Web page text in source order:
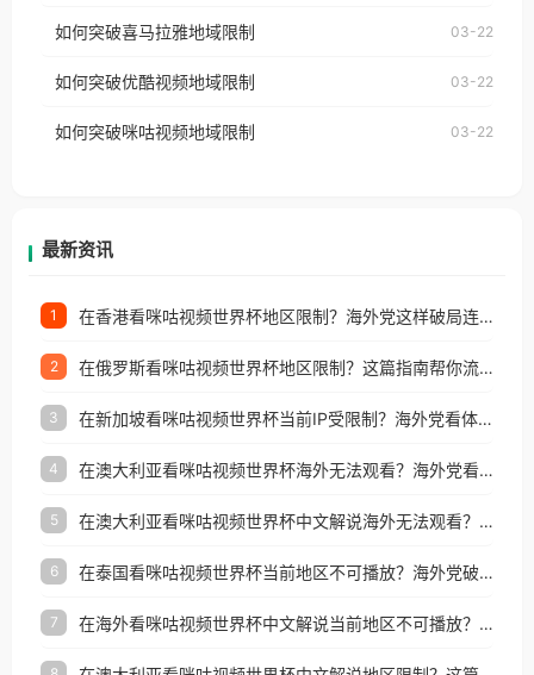
台湾、美国、加拿大、澳大利亚、欧洲等国家和地区
权限制所困扰。
国、加拿大、澳大利亚、欧洲等国家和地区时，网易
制问题，且仅能在中国大陆地区播放。 遇到这个问题
户收听网易云音乐地区版权限制」的问题，无论人在
如何突破喜马拉雅地域限制 03-22
如何突破优酷视频地域限制 03-22
如何突破咪咕视频地域限制 03-22
最新资讯
1 在香港看咪咕视频世界杯地区限制？海外党这样破局连看7天不卡顿！
2 在俄罗斯看咪咕视频世界杯地区限制？这篇指南帮你流畅看中文解说赛事
3 在新加坡看咪咕视频世界杯当前IP受限制？海外党看体育赛事的终极破局指南
4 在澳大利亚看咪咕视频世界杯海外无法观看？海外党看国内体育直播的终极解法
5 在澳大利亚看咪咕视频世界杯中文解说海外无法观看？这篇指南帮你搞定所有体育直播难题
6 在泰国看咪咕视频世界杯当前地区不可播放？海外党破局看中文解说赛事指南
7 在海外看咪咕视频世界杯中文解说当前地区不可播放？这篇指南帮你搞定所有体育赛事直播难题